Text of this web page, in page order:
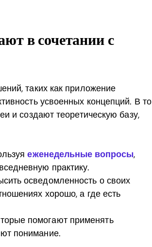
в сочетании с
таких как приложение
усвоенных концепций. В то
и создают теоретическую базу,
еженедельные вопросы,
практику.
осведомленность о своих
хорошо, а где есть
помогают применять
понимание.